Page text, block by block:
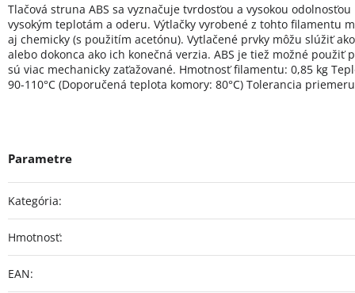
Tlačová struna ABS sa vyznačuje tvrdosťou a vysokou
vysokým teplotám a oderu. Výtlačky vyrobené z tohto filamentu
aj chemicky (s použitím acetónu). Vytlačené prvky môžu slúžiť
alebo dokonca ako ich konečná verzia. ABS je tiež možné použiť
sú viac mechanicky zaťažované. Hmotnosť filamentu: 0,85 kg
90-110°C (Doporučená teplota komory: 80°C) Tolerancia
Kategória:
Hmotnosť:
EAN: